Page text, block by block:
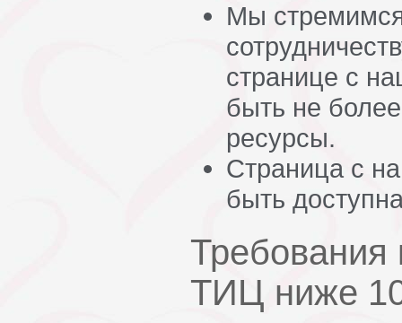
Мы
странице с
быть не
ресурсы.
Страница с
быть
ТИЦ ниже